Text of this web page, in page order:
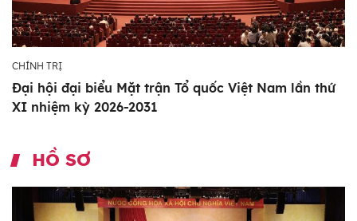
CHÍNH TRỊ
Đại hội đại biểu Mặt trận Tổ quốc Việt Nam lần thứ
XI nhiệm kỳ 2026-2031
HỒ SƠ